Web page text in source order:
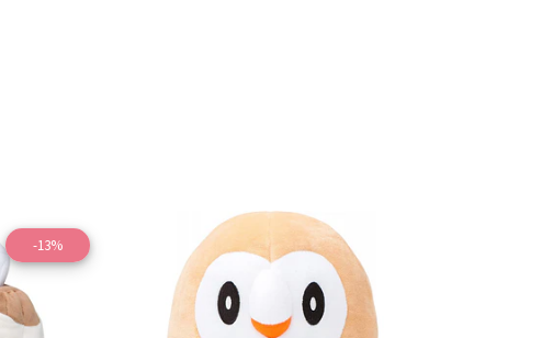
-13%
Ver detalles Ver detalles